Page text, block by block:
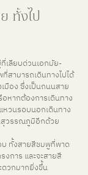
ทั้งไป
เลียบด่วนเอกมัย-
สามารถเดินทางไปได้
เมือง ซึ่งเป็นถนนสาย
หากต้องการเดินทาง
หวนรอบนอกเดินทาง
สุวรรณภูมิอีกด้วย
บ ทั้งสายสีชมพูที่พาด
การ และจะสายสี
ดวกมากยิ่งขึ้น